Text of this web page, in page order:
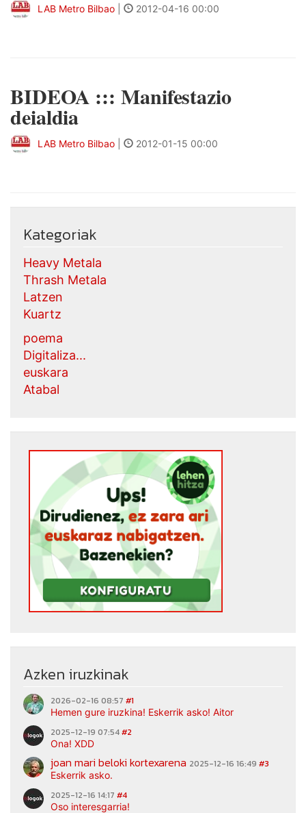
LAB Metro Bilbao 2012-04-16 00:00
BIDEOA ::: Manifestazio
deialdia
LAB Metro Bilbao 2012-01-15 00:00
Kategoriak
Heavy Metala
Thrash Metala
Latzen
Kuartz
poema
Digitaliza...
euskara
Atabal
Azken iruzkinak
2026-02-16 08:57 #1
Hemen gure iruzkina! Eskerrik asko! Aitor
2025-12-19 07:54#2
Ona! XDD
joan mari beloki kortexarena 2025-12-16 16:49 #3
Eskerrik asko.
2025-12-16 14:17 #4
Oso interesgarria!